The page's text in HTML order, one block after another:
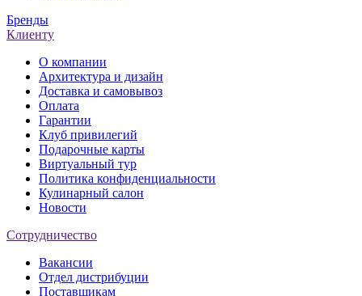
Бренды
Клиенту
О компании
Архитектура и дизайн
Доставка и самовывоз
Оплата
Гарантии
Клуб привилегий
Подарочные карты
Виртуальный тур
Политика конфиденциальности
Кулинарный салон
Новости
Сотрудничество
Вакансии
Отдел дистрибуции
Поставщикам